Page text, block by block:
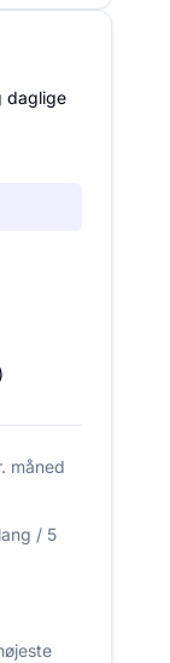
daglige
måned
/ 5